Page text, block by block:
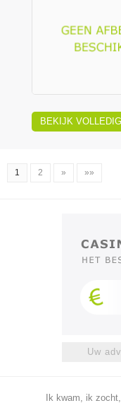
BEKIJK VOLLEDIG
1 2 » »»
Uw
Ik kwam, ik